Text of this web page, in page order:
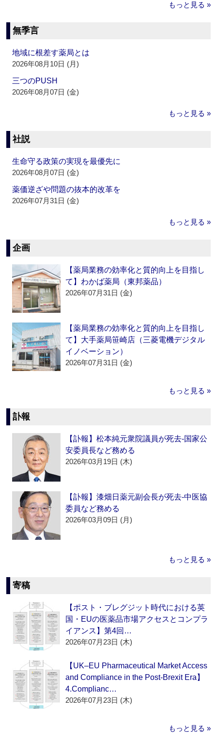
もっと見る »
無季言
地域に根差す薬局とは
2026年08月10日 (月)
三つのPUSH
2026年08月07日 (金)
もっと見る »
社説
生命守る政策の実現を最優先に
2026年08月07日 (金)
薬価逆ざや問題の抜本的改革を
2026年07月31日 (金)
もっと見る »
企画
【薬局業務の効率化と質的向上を目指し
て】わかば薬局（東邦薬品）
2026年07月31日 (金)
【薬局業務の効率化と質的向上を目指し
て】大手薬局笹崎店（三菱電機デジタル
イノベーション）
2026年07月31日 (金)
もっと見る »
訃報
【訃報】松本純元衆院議員が死去‐国家公
安委員長など務める
2026年03月19日 (木)
【訃報】漆畑日薬元副会長が死去‐中医協
委員など務める
2026年03月09日 (月)
もっと見る »
寄稿
【ポスト・ブレグジット時代における英
国・EUの医薬品市場アクセスとコンプラ
イアンス】第4回…
2026年07月23日 (木)
【UK–EU Pharmaceutical Market Access
and Compliance in the Post-Brexit Era】
4.Complianc…
2026年07月23日 (木)
もっと見る »